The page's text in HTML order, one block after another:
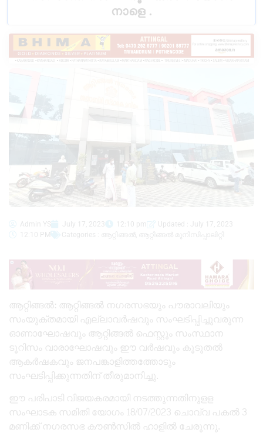
നാളെ .
Admin YS July 17, 2023 12:10 pm
Updated : July 17, 2023
12:10 PM
Categories : ആറ്റിങ്ങൽ ആറ്റിങ്ങൽ മുനിസിപ്പാലിറ്റി
ആറ്റിങ്ങൽ: ആറ്റിങ്ങൽ നഗരസഭയും പൗരാവലിയും
സംയുക്തമായി എല്ലാവർഷവും സംഘടിപ്പിച്ചുവരുന്ന
ഓണാഘോഷവും ആറ്റിങ്ങൽ ഫെസ്റ്റും സംസ്ഥാന
ടൂറിസം വാരാഘോഷവും ഈ വർഷവും കൂടുതൽ
ആകർഷകവും ജനപങ്കാളിത്തത്തോടും
സംഘടിപ്പിക്കുന്നതിന് തീരുമാനിച്ചു.
ഈ പരിപാടി വിജയകരമായി നടത്തുന്നതിനുളള
സംഘാടക സമിതി യോഗം 18/07/2023 ചൊവ്വ പകൽ 3
മണിക്ക് നഗരസഭ കൗൺസിൽ ഹാളിൽ ചേരുന്നു.